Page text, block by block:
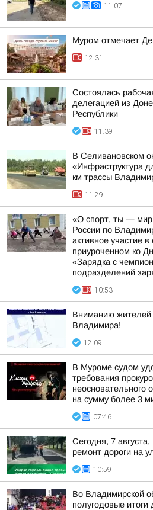
11:07
Муром отмечает
12:31
Состоялась
делегацией из
Республики
11:39
В Селивановском
«Инфраструктура
км трассы
11:29
«О спорт, ты —
России по
активное участие
приуроченном ко
«Зарядка с
подразделений
10:53
Вниманию жителей
Владимира!
12:09
В Муроме судом
требования
неосновательного
на сумму более 3
07:46
Сегодня, 7
ремонт дороги на
10:59
Во Владимирской
полугодовые итоги